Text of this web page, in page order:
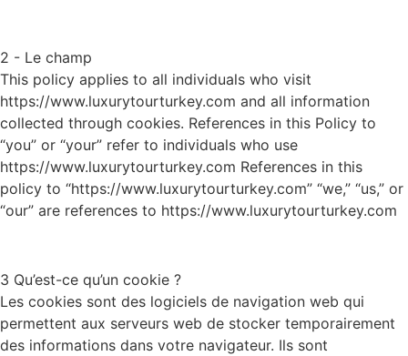
2 - Le champ
This policy applies to all individuals who visit
https://www.luxurytourturkey.com and all information
collected through cookies. References in this Policy to
“you” or “your” refer to individuals who use
https://www.luxurytourturkey.com References in this
policy to “https://www.luxurytourturkey.com” “we,” “us,” or
“our” are references to https://www.luxurytourturkey.com
3 Qu’est-ce qu’un cookie ?
Les cookies sont des logiciels de navigation web qui
permettent aux serveurs web de stocker temporairement
des informations dans votre navigateur. Ils sont